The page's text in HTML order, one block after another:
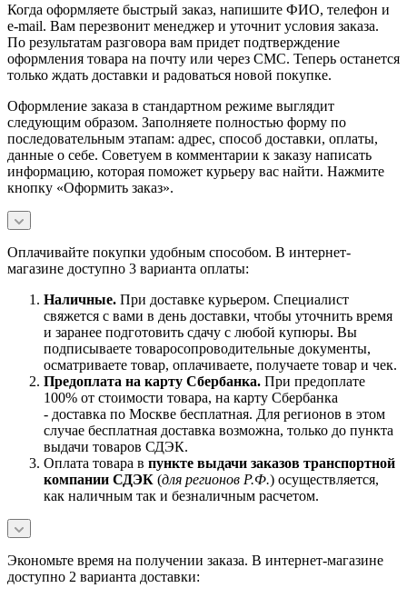
Когда оформляете быстрый заказ, напишите ФИО, телефон и
e-mail. Вам перезвонит менеджер и уточнит условия заказа.
По результатам разговора вам придет подтверждение
оформления товара на почту или через СМС. Теперь останется
только ждать доставки и радоваться новой покупке.
Оформление заказа в стандартном режиме выглядит
следующим образом. Заполняете полностью форму по
последовательным этапам: адрес, способ доставки, оплаты,
данные о себе. Советуем в комментарии к заказу написать
информацию, которая поможет курьеру вас найти. Нажмите
кнопку «Оформить заказ».
Оплачивайте покупки удобным способом. В интернет-
магазине доступно 3 варианта оплаты:
Наличные. При доставке курьером. Специалист
свяжется с вами в день доставки, чтобы уточнить время
и заранее подготовить сдачу с любой купюры. Вы
подписываете товаросопроводительные документы,
осматриваете товар, оплачиваете, получаете товар и чек.
Предоплата на карту Сбербанка. При предоплате
100% от стоимости товара, на карту Сбербанка
- доставка по Москве бесплатная. Для регионов в этом
случае бесплатная доставка возможна, только до пункта
выдачи товаров СДЭК.
Оплата товара в пункте выдачи заказов транспортной
компании СДЭК (для регионов Р.Ф.) осуществляется,
как наличным так и безналичным расчетом.
Экономьте время на получении заказа. В интернет-магазине
доступно 2 варианта доставки: